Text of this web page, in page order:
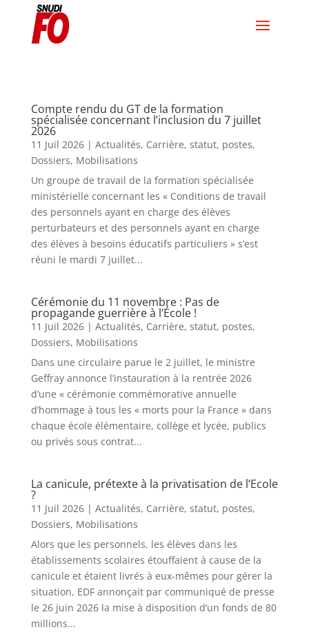
Compte rendu du GT de la formation
spécialisée concernant l’inclusion du 7 juillet
2026
11 Juil 2026| Actualités, Carrière, statut, postes,
Dossiers, Mobilisations
Un groupe de travail de la formation spécialisée
ministérielle concernant les « Conditions de travail
des personnels ayant en charge des élèves
perturbateurs et des personnels ayant en charge
des élèves à besoins éducatifs particuliers » s’est
réuni le mardi 7 juillet...
Cérémonie du 11 novembre : Pas de
propagande guerrière à l’École !
11 Juil 2026| Actualités, Carrière, statut, postes,
Dossiers, Mobilisations
Dans une circulaire parue le 2 juillet, le ministre
Geffray annonce l’instauration à la rentrée 2026
d’une « cérémonie commémorative annuelle
d’hommage à tous les « morts pour la France » dans
chaque école élémentaire, collège et lycée, publics
ou privés sous contrat...
La canicule, prétexte à la privatisation de l’Ecole
?
11 Juil 2026| Actualités, Carrière, statut, postes,
Dossiers, Mobilisations
Alors que les personnels, les élèves dans les
établissements scolaires étouffaient à cause de la
canicule et étaient livrés à eux-mêmes pour gérer la
situation, EDF annonçait par communiqué de presse
le 26 juin 2026 la mise à disposition d’un fonds de 80
millions...